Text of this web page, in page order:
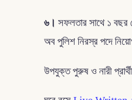
৬। সফলতার সাথে ১ বছর
অব পুলিশ নিরস্র পদে
উপযুক্ত পুরুষ ও নারী